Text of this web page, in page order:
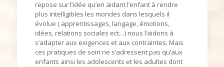
repose sur l’idée qu’en aidant l’enfant à rendre
plus intelligibles les mondes dans lesquels il
évolue ( apprentissages, langage, émotions,
idées, relations sociales ect…) nous l’aidons à
s’adapter aux exigences et aux contraintes. Mais
ces pratiques de soin ne s’adressent pas qu’aux
enfants ainsi les adolescents et les adultes dont